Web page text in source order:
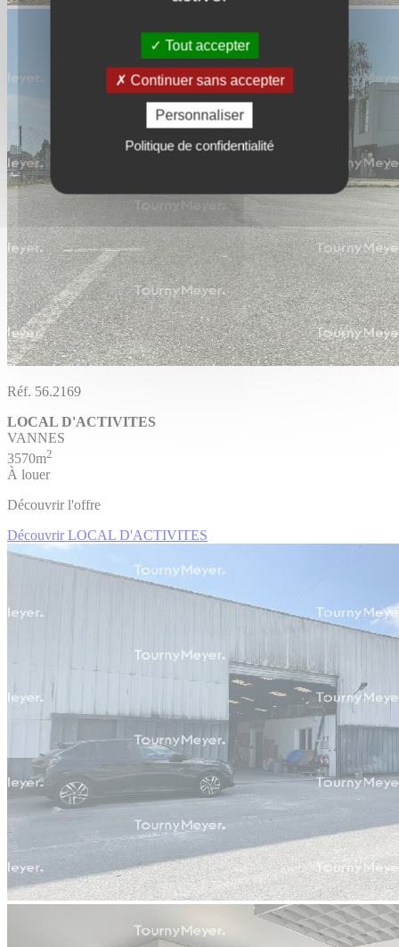
Tout accepter
Continuer sans accepter
Personnaliser
Politique de confidentialité
Réf. 56.2169
LOCAL D'ACTIVITES
VANNES
3570m2
À louer
Découvrir l'offre
Découvrir LOCAL D'ACTIVITES